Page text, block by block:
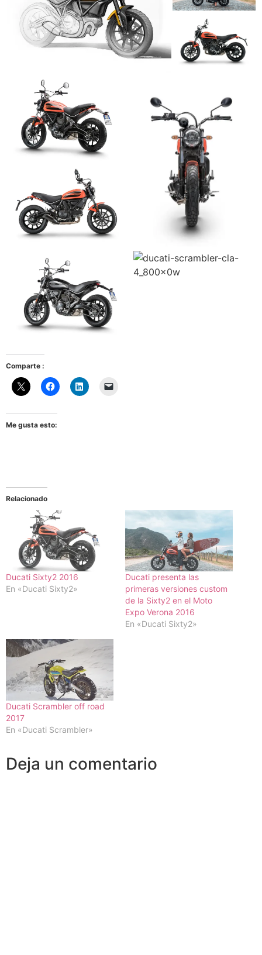
Comparte :
Me gusta esto:
Relacionado
Ducati Sixty2 2016
En «Ducati Sixty2»
Ducati presenta las
primeras versiones custom
de la Sixty2 en el Moto
Expo Verona 2016
En «Ducati Sixty2»
Ducati Scrambler off road
2017
En «Ducati Scrambler»
Deja un comentario